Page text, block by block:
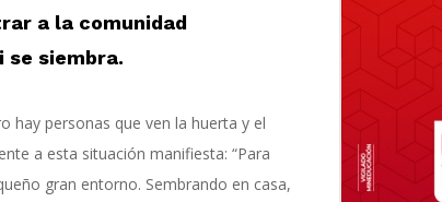
a la comunidad
se siembra.
hay personas que ven la huerta y el
a esta situación manifiesta: “Para
gran entorno. Sembrando en casa,